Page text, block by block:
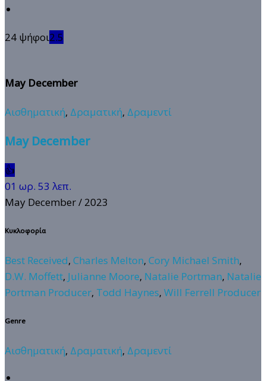
24 ψήφοι2.5
May December
Αισθηματική, Δραματική, Δραμεντί
May December
👍
01 ωρ. 53 λεπ.
May December/ 2023
Κυκλοφορία
Best Received, Charles Melton, Cory Michael Smith,
D.W. Moffett, Julianne Moore, Natalie Portman, Natalie
Portman Producer, Todd Haynes, Will Ferrell Producer
Genre
Αισθηματική, Δραματική, Δραμεντί